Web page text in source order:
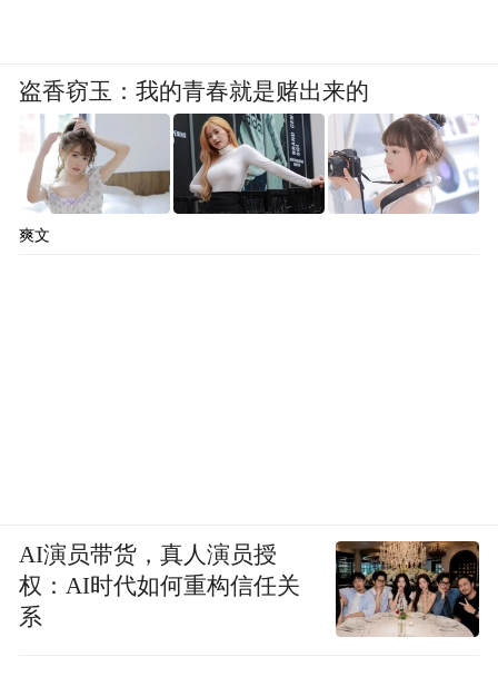
盗香窃玉：我的青春就是赌出来的
爽文
AI演员带货，真人演员授
权：AI时代如何重构信任关
系